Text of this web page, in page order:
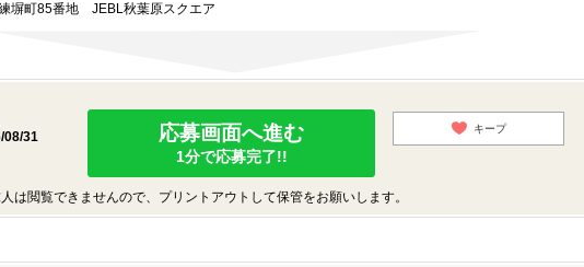
塀町85番地 JEBL秋葉原スクエア
08/31
応募画面へ進む
1分で応募完了!!
キープ
は閲覧できませんので、プリントアウトして保管をお願いします。